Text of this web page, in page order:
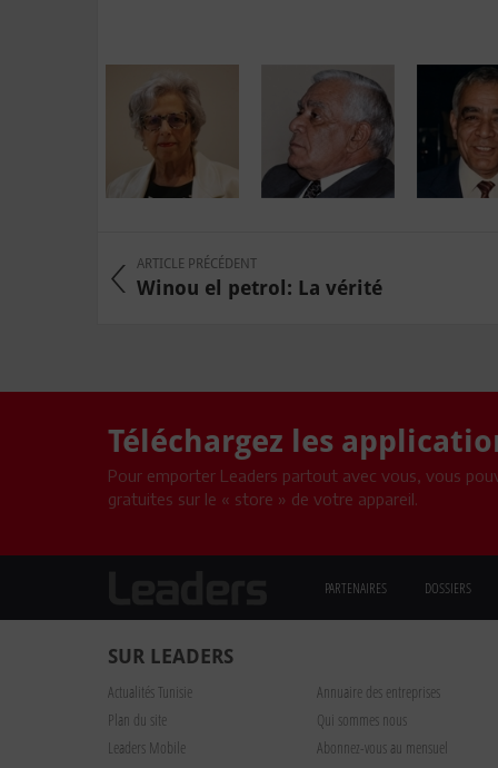
ARTICLE PRÉCÉDENT
Winou el petrol: La vérité
Téléchargez les
Pour emporter Leaders partout avec vous, vous
gratuites sur le « store » de votre appareil.
PARTENAIRES DOSSIERS
SUR LEADERS
Actualités Tunisie Annuaire des entreprises
Plan du site
Qui sommes nous
Leaders Mobile
Abonnez-vous au mensuel